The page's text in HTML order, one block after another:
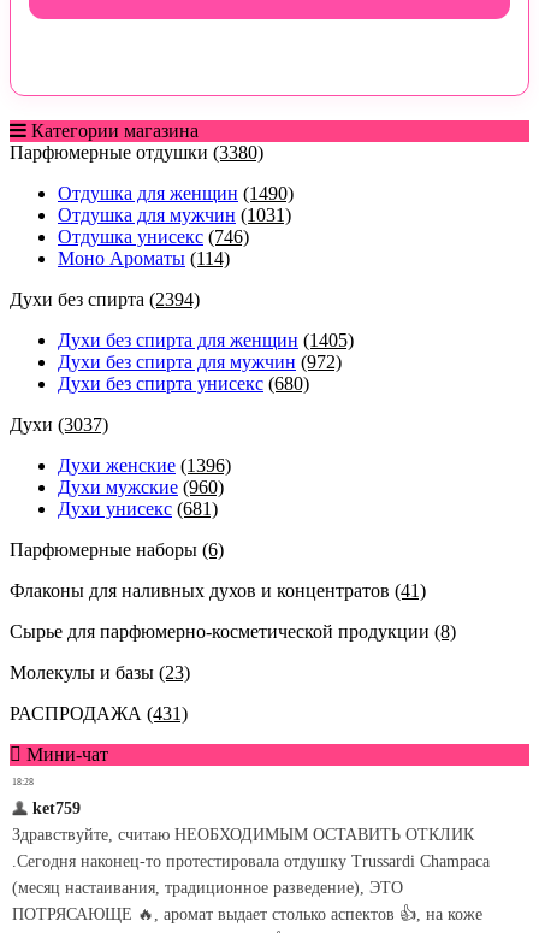
Категории магазина
Парфюмерные отдушки (3380)
Отдушка для женщин (1490)
Отдушка для мужчин (1031)
Отдушка унисекс (746)
Моно Ароматы (114)
Духи без спирта (2394)
Духи без спирта для женщин (1405)
Духи без спирта для мужчин (972)
Духи без спирта унисекс (680)
Духи (3037)
Духи женские (1396)
Духи мужские (960)
Духи унисекс (681)
Парфюмерные наборы (6)
Флаконы для наливных духов и концентратов (41)
Сырье для парфюмерно-косметической продукции (8)
Молекулы и базы (23)
РАСПРОДАЖА (431)
Мини-чат